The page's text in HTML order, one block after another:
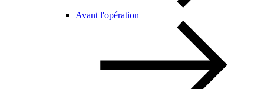
Avant l'opération